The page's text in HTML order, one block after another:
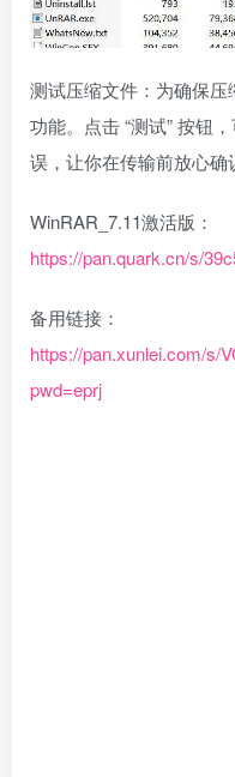
测试压缩文件：为确保
功能。点击 “测试” 按钮
误，让你在传输前放心确
WinRAR_7.11激活版：
https://pan.quark.cn/s/
备用链接：
https://pan.xunlei.com/s/
pwd=eprj